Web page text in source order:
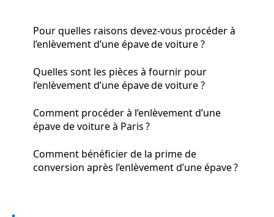
Pour quelles raisons devez-vous procéder à
l’enlèvement d’une épave de voiture ?
Quelles sont les pièces à fournir pour
l’enlèvement d’une épave de voiture ?
Comment procéder à l’enlèvement d’une
épave de voiture à Paris ?
Comment bénéficier de la prime de
conversion après l’enlèvement d’une épave ?